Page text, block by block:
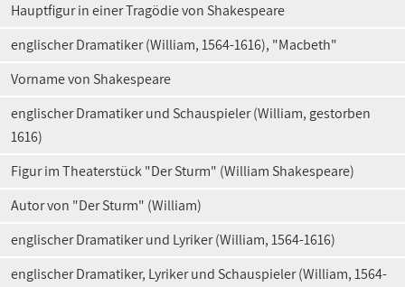
Hauptfigur in einer Tragödie von Shakespeare
englischer Dramatiker (William, 1564-1616), "Macbeth"
Vorname von Shakespeare
englischer Dramatiker und Schauspieler (William, gestorben
1616)
Figur im Theaterstück "Der Sturm" (William Shakespeare)
Autor von "Der Sturm" (William)
englischer Dramatiker und Lyriker (William, 1564-1616)
englischer Dramatiker, Lyriker und Schauspieler (William, 1564-